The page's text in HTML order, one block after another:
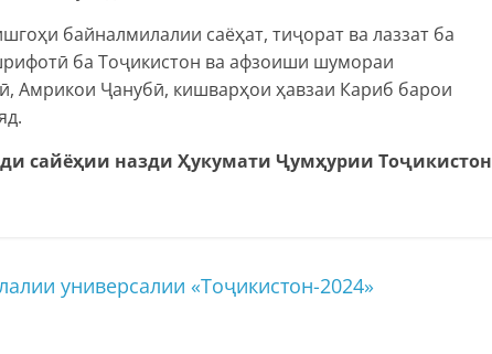
байналмилалии саёҳат, тиҷорат ва лаззат ба
ба Тоҷикистон ва афзоиши шумораи
Амрикои Ҷанубӣ, кишварҳои ҳавзаи Кариб барои
сайёҳии назди Ҳукумати Ҷумҳурии Тоҷикистон
универсалии «Тоҷикистон-2024»